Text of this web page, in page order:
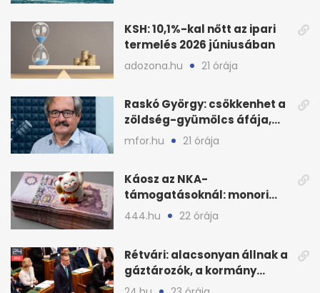
KSH: 10,1%-kal nőtt az ipari
termelés 2026 júniusában
adozona.hu 21 órája
Raskó György: csökkenhet a
zöldség-gyümölcs áfája,
bajban a kukorica
mfor.hu 21 órája
Káosz az NKA-
támogatásoknál: monori
civilek elszámolásai és
444.hu 22 órája
Rétvári: alacsonyan állnak a
gáztározók, a kormány
válságról válságra jut